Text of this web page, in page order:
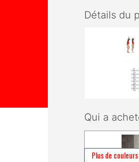
Détails du
Qui a
Plus de couleurs